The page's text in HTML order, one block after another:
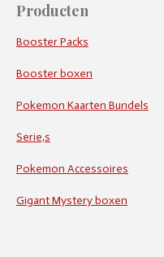
Producten
Booster Packs
Booster boxen
Pokemon Kaarten Bundels
Serie,s
Pokemon Accessoires
Gigant Mystery boxen